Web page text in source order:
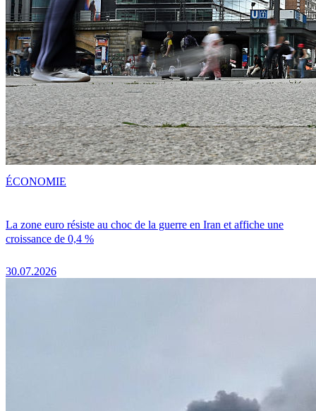
La zone euro résiste au choc de la guerre en Iran et affiche une
croissance de 0,4 %
30.07.2026
ÉCONOMIE